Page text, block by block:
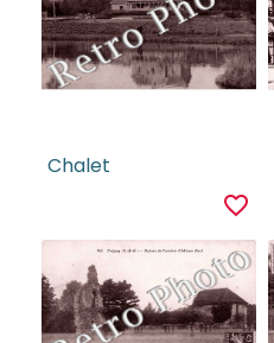
Chalet
favorite_border